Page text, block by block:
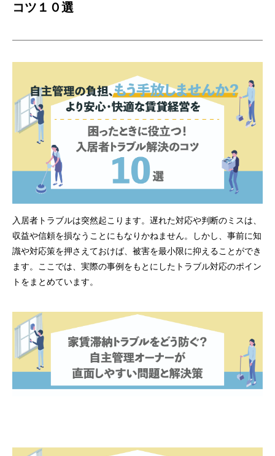
コツ１０選
入居者トラブルは突然起こります。遅れた対応や判断のミスは、
収益や信頼を損なうことにもなりかねません。しかし、事前に知
識や対応策を押さえておけば、被害を最小限に抑えることができ
ます。ここでは、実際の事例をもとにしたトラブル対応のポイン
トをまとめています。